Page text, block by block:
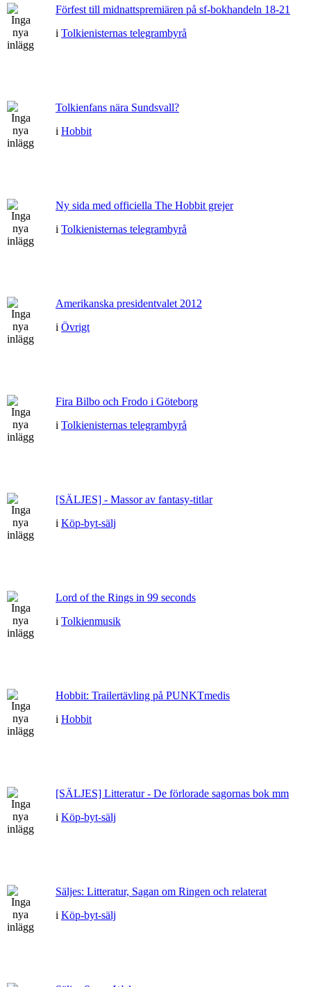
Förfest till midnattspremiären på sf-bokhandeln 18-21
i Tolkienisternas telegrambyrå
Tolkienfans nära Sundsvall?
i Hobbit
Ny sida med officiella The Hobbit grejer
i Tolkienisternas telegrambyrå
Amerikanska presidentvalet 2012
i Övrigt
Fira Bilbo och Frodo i Göteborg
i Tolkienisternas telegrambyrå
[SÄLJES] - Massor av fantasy-titlar
i Köp-byt-sälj
Lord of the Rings in 99 seconds
i Tolkienmusik
Hobbit: Trailertävling på PUNKTmedis
i Hobbit
[SÄLJES] Litteratur - De förlorade sagornas bok mm
i Köp-byt-sälj
Säljes: Litteratur, Sagan om Ringen och relaterat
i Köp-byt-sälj